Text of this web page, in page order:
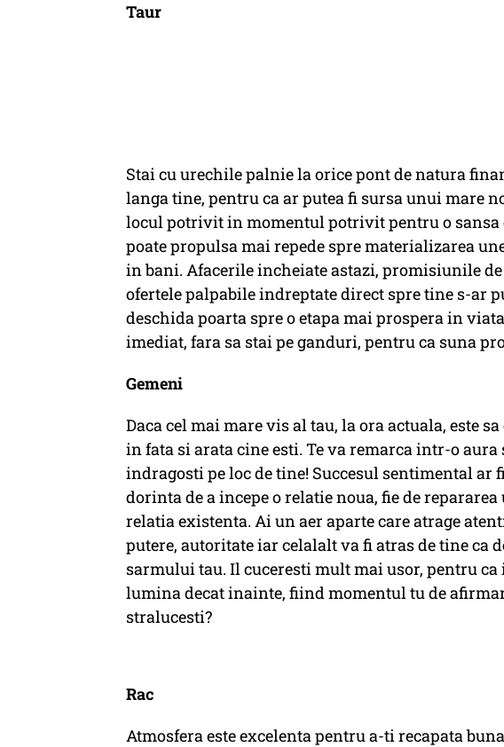
Taur
Stai cu urechile palnie la orice pont de natura
langa tine, pentru ca ar putea fi sursa unui mare
locul potrivit in momentul potrivit pentru o sansa
poate propulsa mai repede spre materializarea
in bani. Afacerile incheiate astazi, promisiunile
ofertele palpabile indreptate direct spre tine s-ar
deschida poarta spre o etapa mai prospera in
imediat, fara sa stai pe ganduri, pentru ca suna
Gemeni
Daca cel mai mare vis al tau, la ora actuala, este
in fata si arata cine esti. Te va remarca intr-o
indragosti pe loc de tine! Succesul sentimental ar
dorinta de a incepe o relatie noua, fie de
relatia existenta. Ai un aer aparte care atrage
putere, autoritate iar celalalt va fi atras de tine ca
sarmului tau. Il cuceresti mult mai usor, pentru
lumina decat inainte, fiind momentul tu de
stralucesti?
Rac
Atmosfera este excelenta pentru a-ti recapata